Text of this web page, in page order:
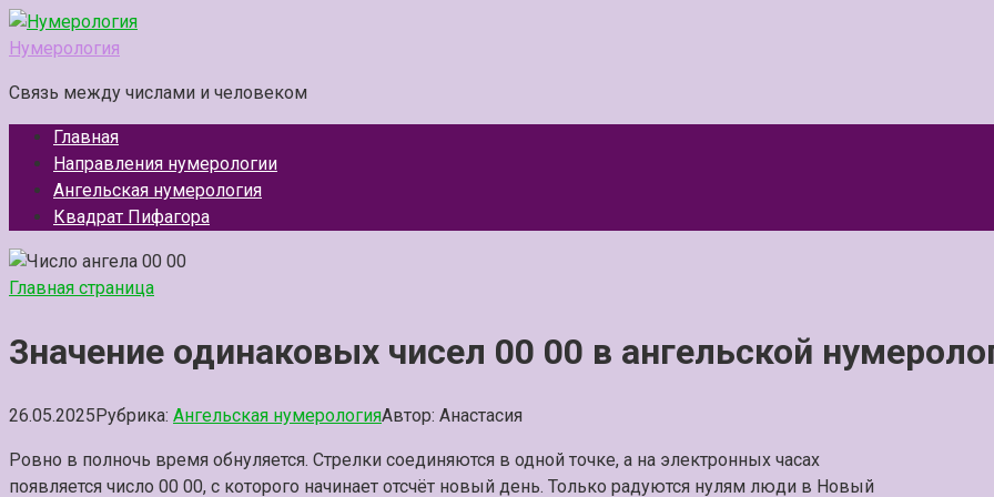
Перейти
к
Нумерология
Связь между числами и человеком
Главная
Направления нумерологии
Ангельская нумерология
Квадрат Пифагора
Главная страница
3начение одинаковых чисел 00 00 в ангельской
26.05.2025Рубрика: Ангельская нумерологияАвтор: Анастасия
Ровно в полночь время обнуляется. Стрелки соединяются в одной точке, а на электронных часах
появляется число 00 00, с которого начинает отсчёт новый день. Только радуются нулям люди в Новый